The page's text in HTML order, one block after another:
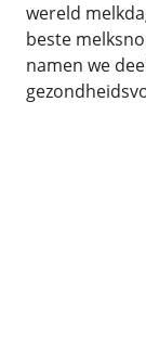
wereld
beste
namen we